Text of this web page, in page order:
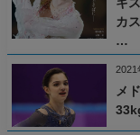
キ
カ
…
メ
2021